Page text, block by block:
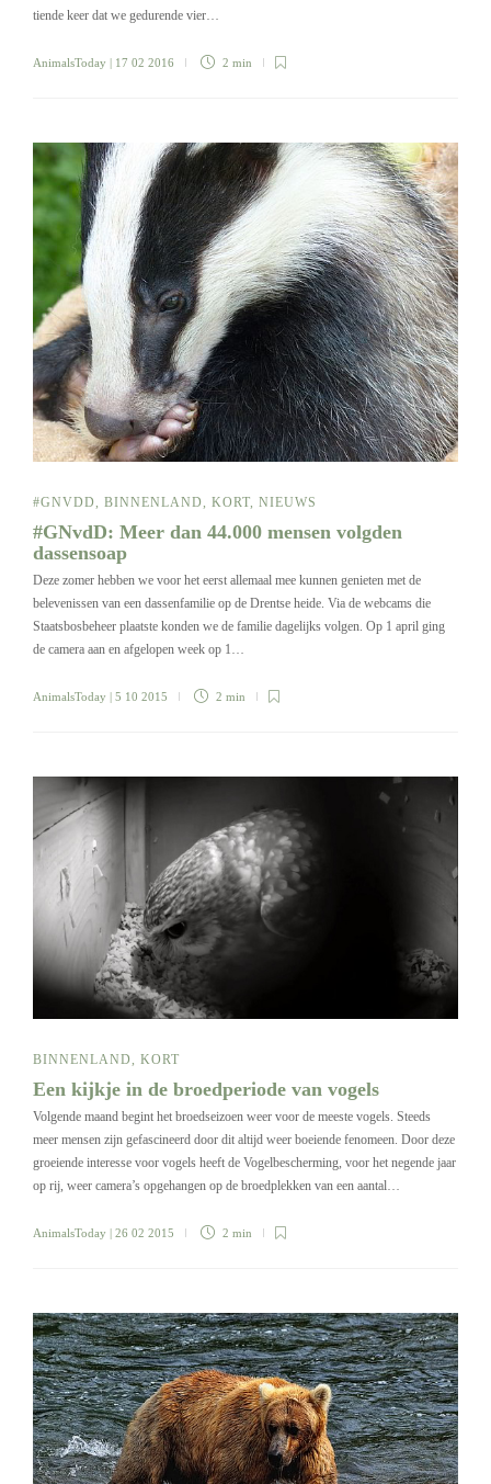
tiende keer dat we gedurende vier…
AnimalsToday | 17 02 2016 2 min
#GNVDD, BINNENLAND, KORT, NIEUWS
#GNvdD: Meer dan 44.000 mensen volgden
dassensoap
Deze zomer hebben we voor het eerst allemaal mee kunnen genieten met de
belevenissen van een dassenfamilie op de Drentse heide. Via de webcams die
Staatsbosbeheer plaatste konden we de familie dagelijks volgen. Op 1 april ging
de camera aan en afgelopen week op 1…
AnimalsToday | 5 10 2015 2 min
BINNENLAND, KORT
Een kijkje in de broedperiode van vogels
Volgende maand begint het broedseizoen weer voor de meeste vogels. Steeds
meer mensen zijn gefascineerd door dit altijd weer boeiende fenomeen. Door deze
groeiende interesse voor vogels heeft de Vogelbescherming, voor het negende jaar
op rij, weer camera’s opgehangen op de broedplekken van een aantal…
AnimalsToday | 26 02 2015 2 min